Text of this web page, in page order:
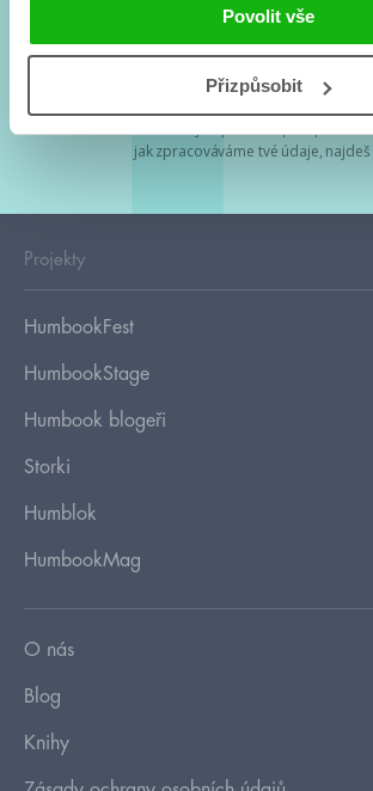
Povolit vše
Přizpůsobit
Tvá e-mailová adresa je u nás v bezpečí. Přečti si
jak zpracováváme tvé údaje, najdeš
Projekty
HumbookFest
HumbookStage
Humbook blogeři
Storki
Humblok
HumbookMag
O nás
Blog
Knihy